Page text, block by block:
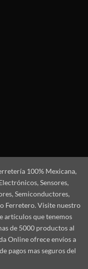
100% Mexicana,
Sensores,
Semiconductores,
Ferretero. Visite nuestro
artículos que tenemos
de 5000 productos al
Online ofrece envíos a
pagos mas seguros del